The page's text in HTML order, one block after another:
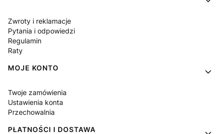
Zwroty i reklamacje
Pytania i odpowiedzi
Regulamin
Raty
MOJE KONTO
Twoje zamówienia
Ustawienia konta
Przechowalnia
PŁATNOŚCI I DOSTAWA